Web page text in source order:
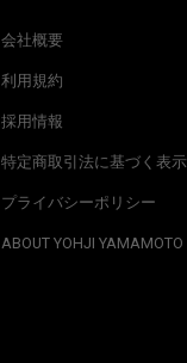
会社概要
利用規約
採用情報
特定商取引法に基づく表示
プライバシーポリシー
ABOUT YOHJI YAMAMOTO